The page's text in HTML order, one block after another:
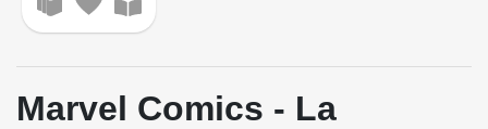
Marvel Comics - La